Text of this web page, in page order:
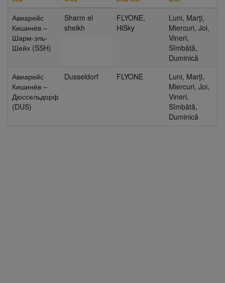
Авиарейс
Кишинёв –
Шарм-эль-
Шейх (SSH)
Sharm el
sheikh
FLYONE,
HiSky
Luni, Marţi,
Miercuri, Joi,
Vineri,
Sîmbătă,
Duminică
Авиарейс
Кишинёв –
Дюссельдорф
(DUS)
Dusseldorf FLYONE
Luni, Marţi,
Miercuri, Joi,
Vineri,
Sîmbătă,
Duminică